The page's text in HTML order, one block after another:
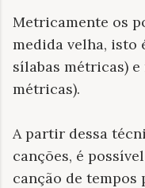
Metricamente os
medida velha, isto
sílabas métricas)
métricas).
A partir dessa
canções, é
canção de